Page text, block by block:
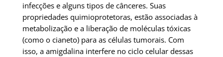
infecções e alguns tipos de cânceres. Suas
propriedades quimioprotetoras, estão associadas à
metabolização e a liberação de moléculas tóxicas
(como o cianeto) para as células tumorais. Com
isso, a amigdalina interfere no ciclo celular dessas